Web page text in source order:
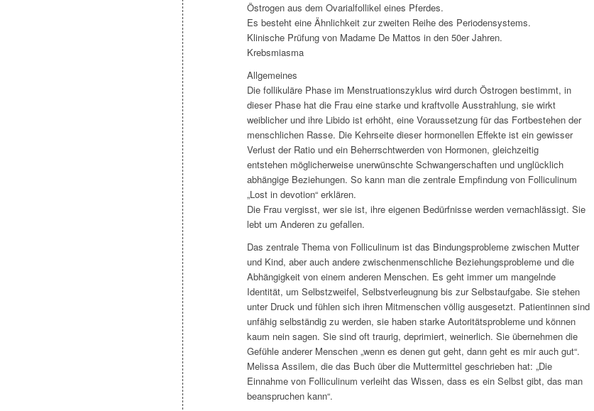
Östrogen aus dem Ovarialfollikel eines Pferdes.
Es besteht eine Ähnlichkeit zur zweiten Reihe des Periodensystems.
Klinische Prüfung von Madame De Mattos in den 50er Jahren.
Krebsmiasma
Allgemeines
Die follikuläre Phase im Menstruationszyklus wird durch Östrogen bestimmt, in
dieser Phase hat die Frau eine starke und kraftvolle Ausstrahlung, sie wirkt
weiblicher und ihre Libido ist erhöht, eine Voraussetzung für das Fortbestehen der
menschlichen Rasse. Die Kehrseite dieser hormonellen Effekte ist ein gewisser
Verlust der Ratio und ein Beherrschtwerden von Hormonen, gleichzeitig
entstehen möglicherweise unerwünschte Schwangerschaften und unglücklich
abhängige Beziehungen. So kann man die zentrale Empfindung von Folliculinum
„Lost in devotion“ erklären.
Die Frau vergisst, wer sie ist, ihre eigenen Bedürfnisse werden vernachlässigt. Sie
lebt um Anderen zu gefallen.
Das zentrale Thema von Folliculinum ist das Bindungsprobleme zwischen Mutter
und Kind, aber auch andere zwischenmenschliche Beziehungsprobleme und die
Abhängigkeit von einem anderen Menschen. Es geht immer um mangelnde
Identität, um Selbstzweifel, Selbstverleugnung bis zur Selbstaufgabe. Sie stehen
unter Druck und fühlen sich ihren Mitmenschen völlig ausgesetzt. Patientinnen sind
unfähig selbständig zu werden, sie haben starke Autoritätsprobleme und können
kaum nein sagen. Sie sind oft traurig, deprimiert, weinerlich. Sie übernehmen die
Gefühle anderer Menschen „wenn es denen gut geht, dann geht es mir auch gut“.
Melissa Assilem, die das Buch über die Muttermittel geschrieben hat: „Die
Einnahme von Folliculinum verleiht das Wissen, dass es ein Selbst gibt, das man
beanspruchen kann“.